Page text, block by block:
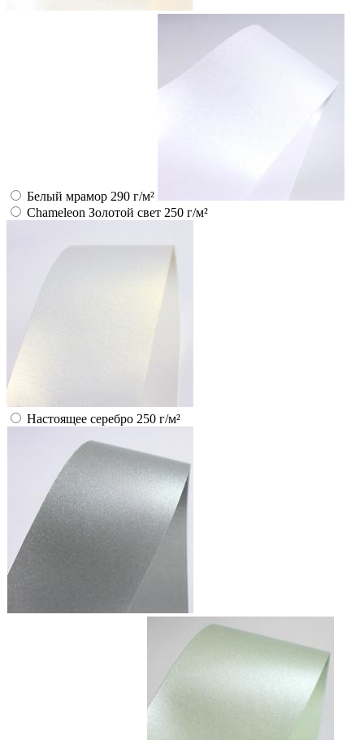
Белый мрамор 290 г/м²
Chameleon Золотой свет 250 г/м²
Настоящее серебро 250 г/м²